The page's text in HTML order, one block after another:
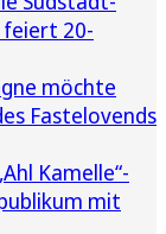
feiert 20-
möchte
Fastelovends
Kamelle“-
mit